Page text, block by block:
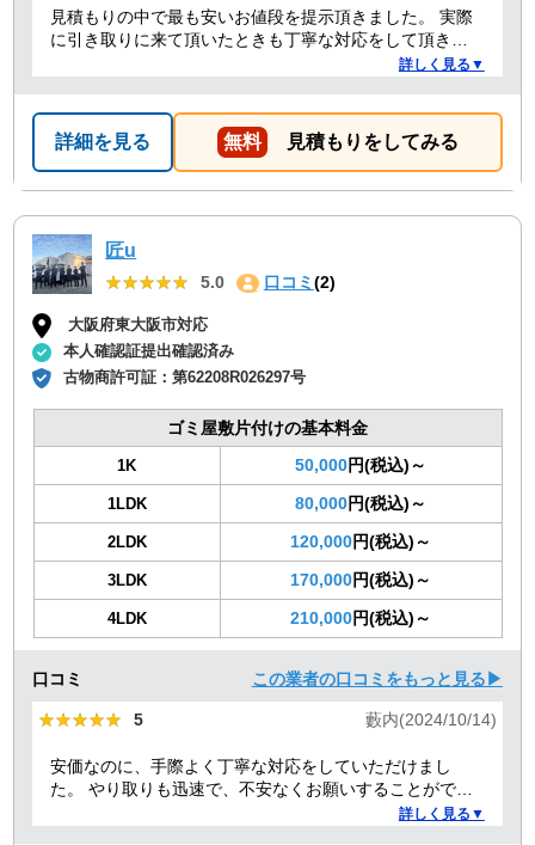
見積もりの中で最も安いお値段を提示頂きました。 実際
に引き取りに来て頂いたときも丁寧な対応をして頂き、
詳しく見る▼
詳細を見る 無料 見積もりをしてみる
匠u
★★★★★
★★★★★ 5.0 口コミ (2)
大阪府東大阪市対応
本人確認証提出確認済み
古物商許可証：第62208R026297号
ゴミ屋敷片付けの基本料金
1K 50,000円(税込)～
1LDK 80,000円(税込)～
2LDK 120,000円(税込)～
3LDK 170,000円(税込)～
4LDK 210,000円(税込)～
口コミ この業者の口コミをもっと見る▶
★★★★★
★★★★★ 5 藪内(2024/10/14)
安価なのに、手際よく丁寧な対応をしていただけまし
た。 やり取りも迅速で、不安なくお願いすることができ
詳しく見る▼